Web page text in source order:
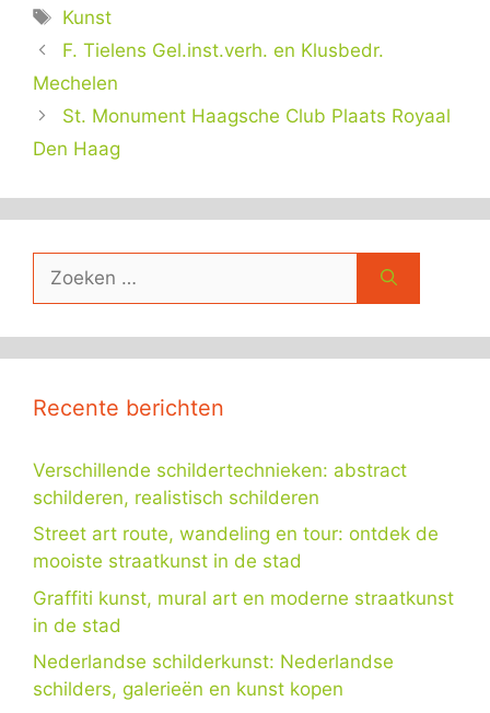
Tags
Kunst
F. Tielens Gel.inst.verh. en Klusbedr.
Mechelen
St. Monument Haagsche Club Plaats Royaal
Den Haag
naar:
Recente berichten
Verschillende schildertechnieken: abstract
schilderen, realistisch schilderen
Street art route, wandeling en tour: ontdek de
mooiste straatkunst in de stad
Graffiti kunst, mural art en moderne straatkunst
in de stad
Nederlandse schilderkunst: Nederlandse
schilders, galerieën en kunst kopen